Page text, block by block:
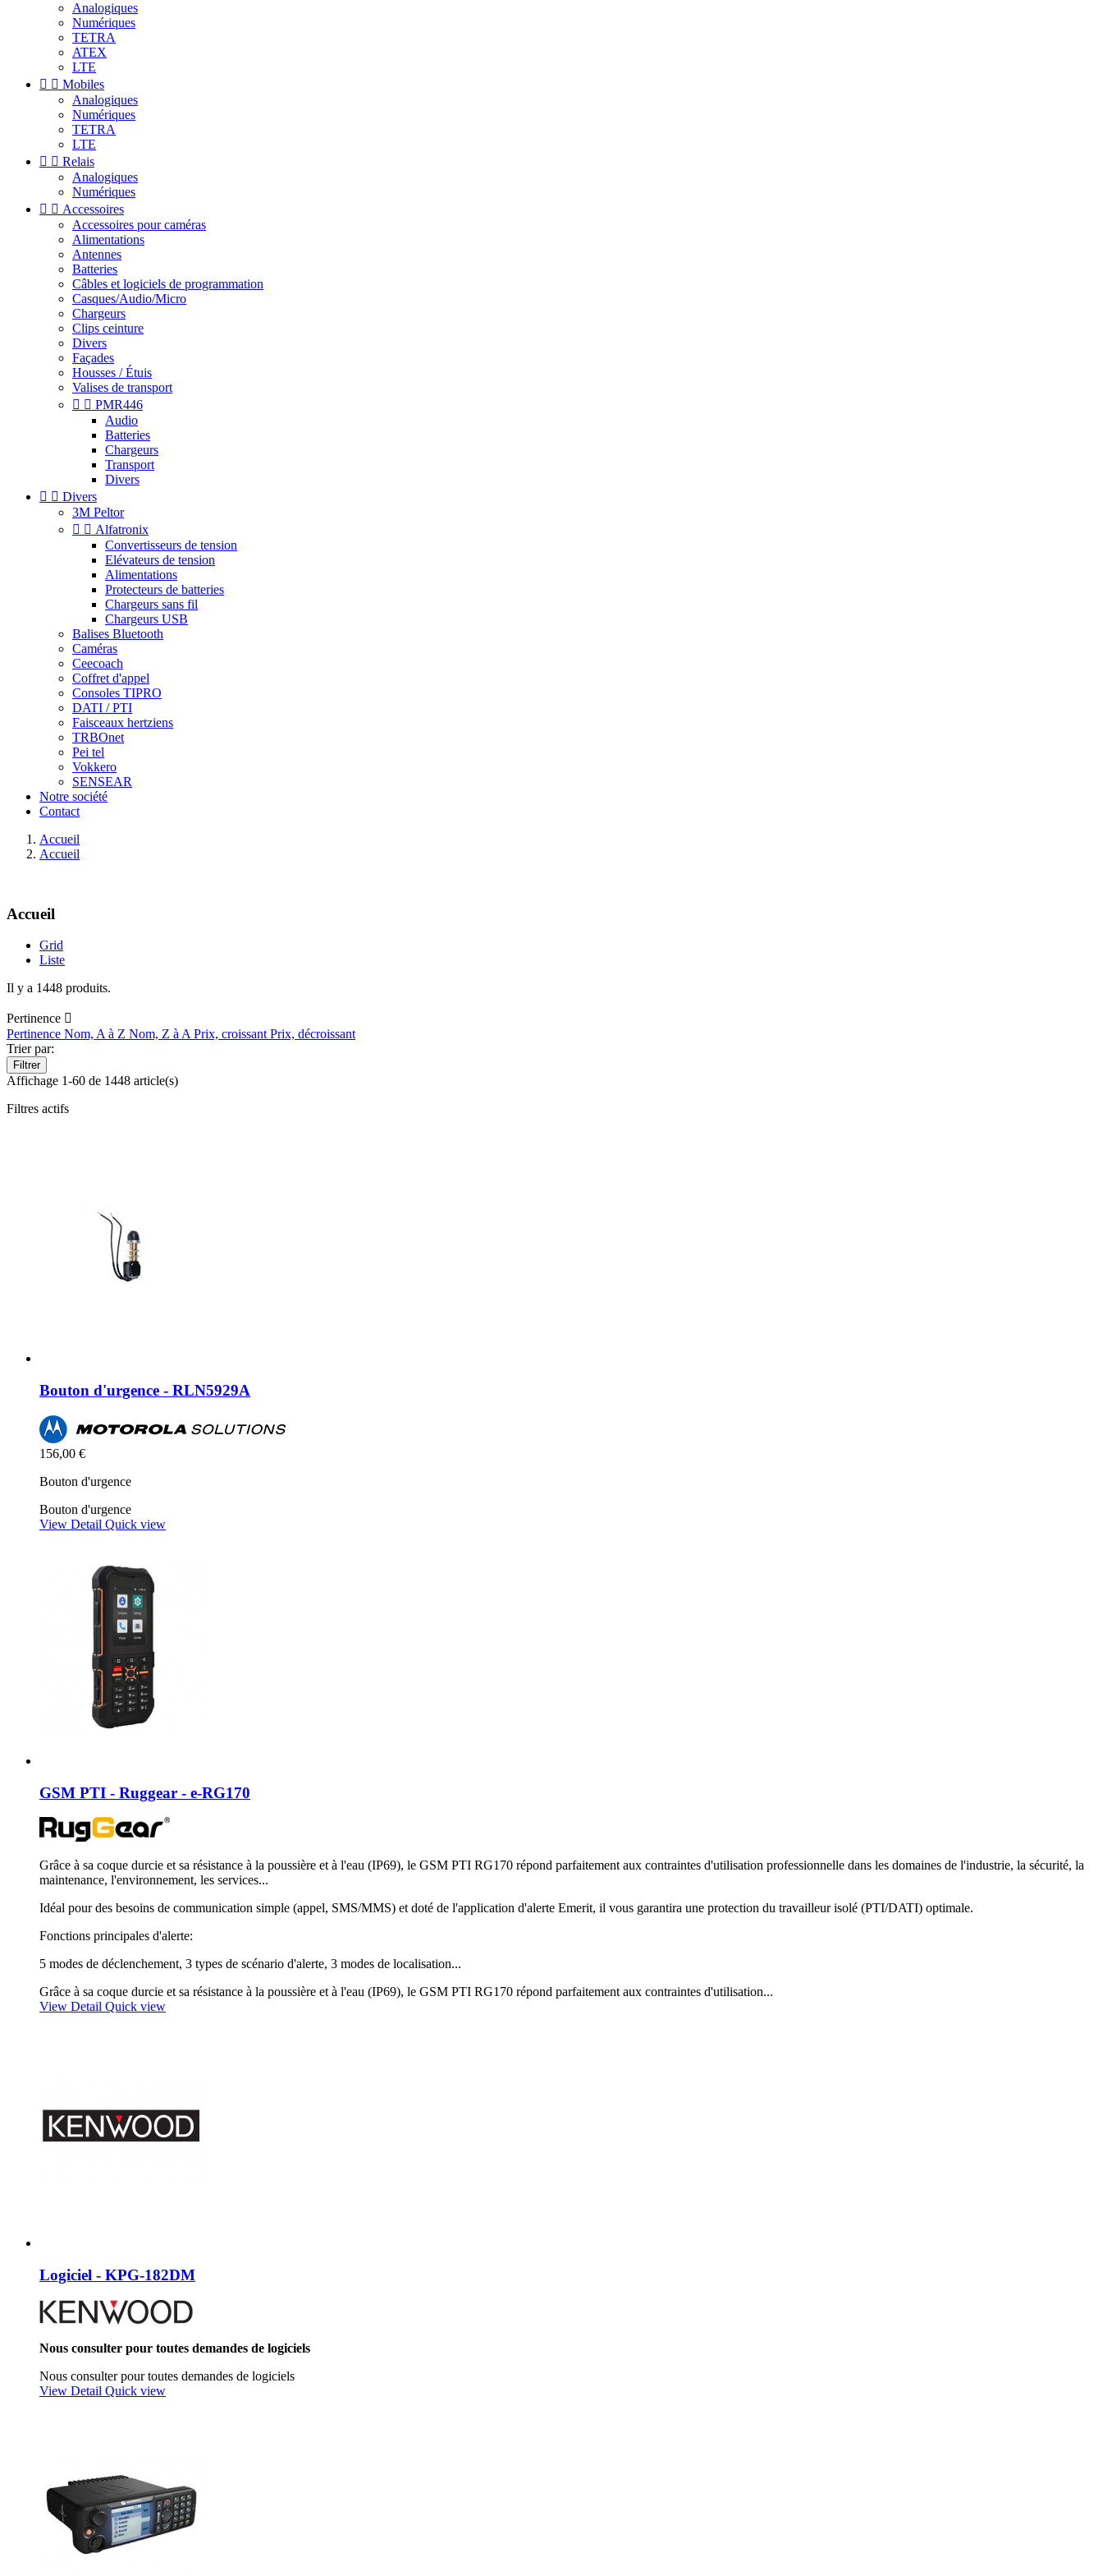
Analogiques
Numériques
TETRA
ATEX
LTE
  Mobiles
Analogiques
Numériques
TETRA
LTE
  Relais
Analogiques
Numériques
  Accessoires
Accessoires pour caméras
Alimentations
Antennes
Batteries
Câbles et logiciels de programmation
Casques/Audio/Micro
Chargeurs
Clips ceinture
Divers
Façades
Housses / Étuis
Valises de transport
  PMR446
Audio
Batteries
Chargeurs
Transport
Divers
  Divers
3M Peltor
  Alfatronix
Convertisseurs de tension
Elévateurs de tension
Alimentations
Protecteurs de batteries
Chargeurs sans fil
Chargeurs USB
Balises Bluetooth
Caméras
Ceecoach
Coffret d'appel
Consoles TIPRO
DATI / PTI
Faisceaux hertziens
TRBOnet
Pei tel
Vokkero
SENSEAR
Notre société
Contact
Accueil
Accueil
Accueil
Grid
Liste
Il y a 1448 produits.
Pertinence 
Pertinence Nom, A à Z Nom, Z à APrix, croissantPrix, décroissant
Trier par:
Filtrer
Affichage 1-60 de 1448 article(s)
Filtres actifs
Bouton d'urgence - RLN5929A
156,00 €
Bouton d'urgence
Bouton d'urgence
View Detail Quick view
GSM PTI - Ruggear - e-RG170
Grâce à sa coque durcie et sa résistance à la poussière et à l'eau (IP69), le GSM PTI RG170 répond parfaitement aux contraintes d'utilisation professionnelle dans les domaines de l'industrie, la sécurité, la
maintenance, l'environnement, les services...
Idéal pour des besoins de communication simple (appel, SMS/MMS) et doté de l'application d'alerte Emerit, il vous garantira une protection du travailleur isolé (PTI/DATI) optimale.
Fonctions principales d'alerte:
5 modes de déclenchement, 3 types de scénario d'alerte, 3 modes de localisation...
Grâce à sa coque durcie et sa résistance à la poussière et à l'eau (IP69), le GSM PTI RG170 répond parfaitement aux contraintes d'utilisation...
View Detail Quick view
Logiciel - KPG-182DM
Nous consulter pour toutes demandes de logiciels
Nous consulter pour toutes demandes de logiciels
View Detail Quick view